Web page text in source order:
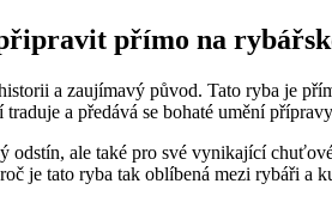
přímo na
a zaujímavý původ. Tato ryba je
a předává se bohaté umění
ale také pro své vynikající
je tato ryba tak oblíbená mezi rybáři a